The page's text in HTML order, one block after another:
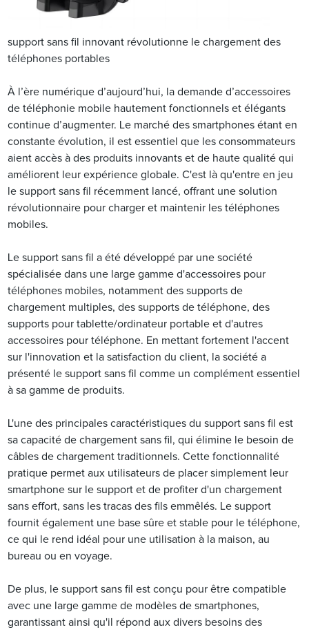
support sans fil innovant révolutionne le chargement des
téléphones portables
À l’ère numérique d’aujourd’hui, la demande d’accessoires
de téléphonie mobile hautement fonctionnels et élégants
continue d’augmenter. Le marché des smartphones étant en
constante évolution, il est essentiel que les consommateurs
aient accès à des produits innovants et de haute qualité qui
améliorent leur expérience globale. C'est là qu'entre en jeu
le support sans fil récemment lancé, offrant une solution
révolutionnaire pour charger et maintenir les téléphones
mobiles.
Le support sans fil a été développé par une société
spécialisée dans une large gamme d'accessoires pour
téléphones mobiles, notamment des supports de
chargement multiples, des supports de téléphone, des
supports pour tablette/ordinateur portable et d'autres
accessoires pour téléphone. En mettant fortement l'accent
sur l'innovation et la satisfaction du client, la société a
présenté le support sans fil comme un complément essentiel
à sa gamme de produits.
L'une des principales caractéristiques du support sans fil est
sa capacité de chargement sans fil, qui élimine le besoin de
câbles de chargement traditionnels. Cette fonctionnalité
pratique permet aux utilisateurs de placer simplement leur
smartphone sur le support et de profiter d'un chargement
sans effort, sans les tracas des fils emmêlés. Le support
fournit également une base sûre et stable pour le téléphone,
ce qui le rend idéal pour une utilisation à la maison, au
bureau ou en voyage.
De plus, le support sans fil est conçu pour être compatible
avec une large gamme de modèles de smartphones,
garantissant ainsi qu'il répond aux divers besoins des